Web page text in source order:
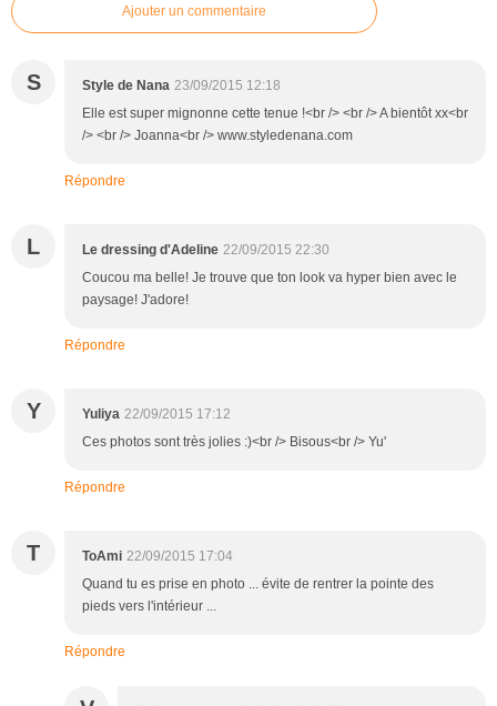
Ajouter un commentaire
S Style de Nana 23/09/2015 12:18
Elle est super mignonne cette tenue !<br /> <br /> A bientôt xx<br
/> <br /> Joanna<br /> www.styledenana.com
Répondre
L Le dressing d'Adeline 22/09/2015 22:30
Coucou ma belle! Je trouve que ton look va hyper bien avec le
paysage! J'adore!
Répondre
Y Yuliya 22/09/2015 17:12
Ces photos sont très jolies :)<br /> Bisous<br /> Yu'
Répondre
T ToAmi 22/09/2015 17:04
Quand tu es prise en photo ... évite de rentrer la pointe des
pieds vers l'intérieur ...
Répondre